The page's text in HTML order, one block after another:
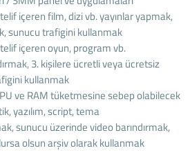
içeren film, dizi vb. yayınlar yapmak,
sunucu trafigini kullanmak
içeren oyun, program vb.
3. kişilere ücretli veya ücretsiz
kullanmak
ve RAM tüketmesine sebep olabilecek
yazılım, script, tema
sunucu üzerinde video barındırmak,
olsun arşiv olarak kullanmak